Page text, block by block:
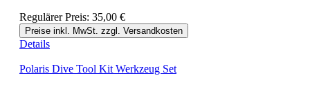
Regulärer Preis: 35,00 €
Preise inkl. MwSt. zzgl. Versandkosten
Details
Polaris Dive Tool Kit Werkzeug Set